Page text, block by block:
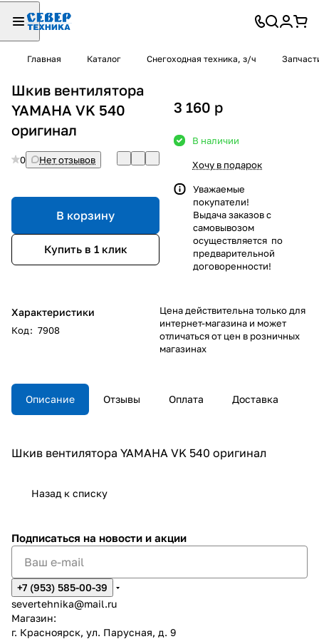
Главная Каталог Снегоходная техника, з/ч
Шкив вентилятора
YAMAHA VK 540
оригинал
0 Нет отзывов
В корзину
Купить в 1 клик
Характеристики
Код: 7908
3 160 p
В наличии
Хочу в подарок
Уважаемые
покупатели!
Выдача заказов с
самовывозом
осуществляется по
предварительной
договоренности!
Цена действительна только для
интернет-магазина и может
отличаться от цен в розничных
магазинах
Описание Отзывы Оплата Доставка
Шкив вентилятора YAMAHA VK 540 оригинал
Назад к списку
Подписаться на новости и акции
+7 (953) 585-00-39
severtehnika@mail.ru
Магазин:
г. Красноярск, ул. Парусная, д. 9